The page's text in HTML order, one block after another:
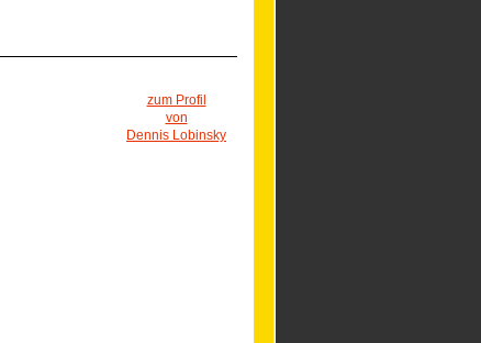
zum Profil
von
Dennis Lobinsky